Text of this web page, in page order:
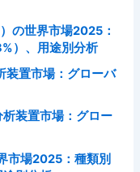
の世界市場2025：
）、用途別分析
装置市場：グローバ
装置市場：グロー
市場2025：種類別